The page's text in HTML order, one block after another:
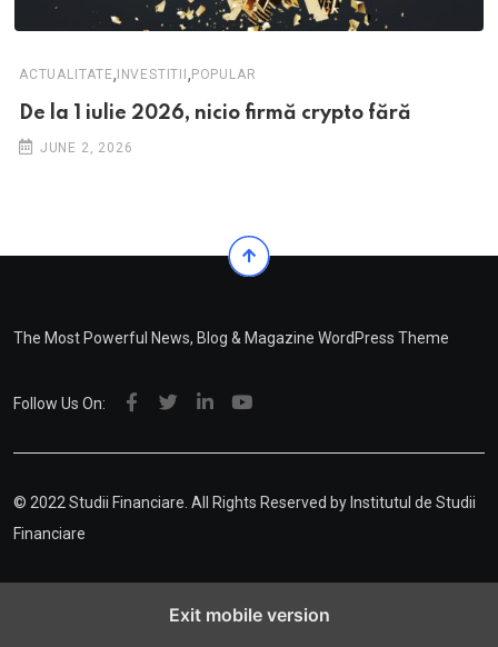
ACTUALITATE, INVESTITII , POPULAR
De la 1 iulie 2026, nicio firmă crypto fără
JUNE 2, 2026
The Most Powerful News, Blog & Magazine WordPress Theme
Follow Us On:
© 2022 Studii Financiare. All Rights Reserved by Institutul de Studii
Financiare
Exit mobile version